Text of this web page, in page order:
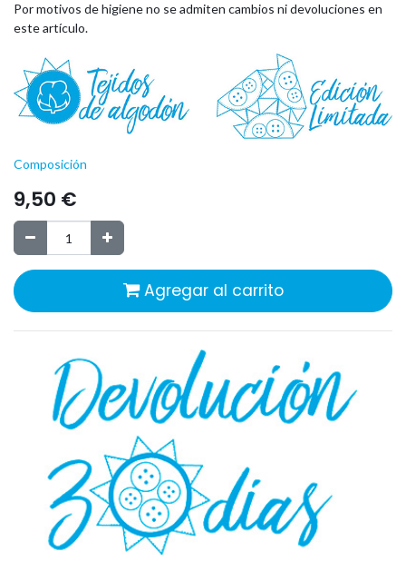
Por motivos de higiene no se admiten cambios ni devoluciones en
este artículo.
Composición
9,50 €
Agregar al carrito